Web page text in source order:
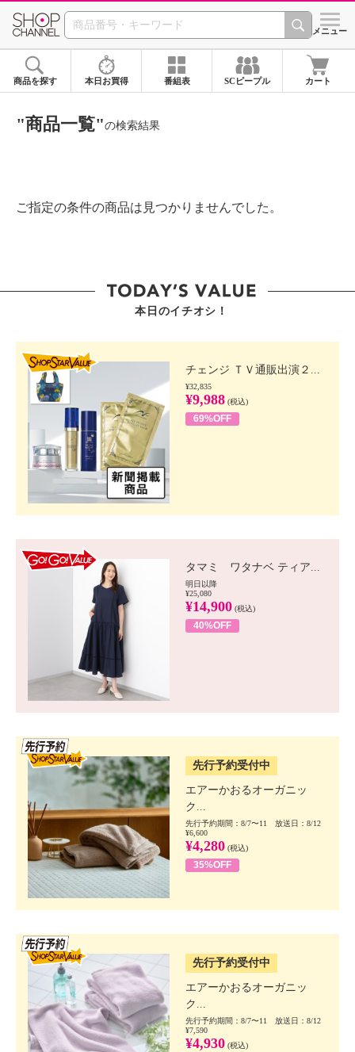
SHOP CHANNEL ショッ
メニュー
商品を探す 本日お買得 番組表 SCピープル カート
"商品一覧"の検索結果
ご指定の条件の商品は見つかりませんでした。
本日のイチオシ！
チェンジ ＴＶ通販出演２...
¥32,835
¥9,988 (税込)
69%OFF
タマミ ワタナベ ティア...
明日以降
¥25,080
¥14,900 (税込)
40%OFF
先行予約受付中
エアーかおるオーガニッ
ク...
先行予約期間：8/7〜11 放送日：8/12
¥6,600
¥4,280 (税込)
35%OFF
先行予約受付中
エアーかおるオーガニッ
ク...
先行予約期間：8/7〜11 放送日：8/12
¥7,590
¥4,930 (税込)